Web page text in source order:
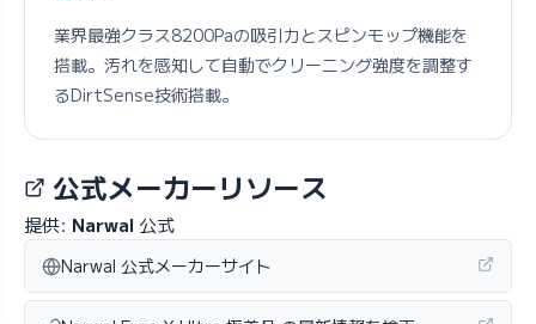
業界最強クラス8200Paの吸引力とスピンモップ機能を
搭載。汚れを感知して自動でクリーニング強度を調整す
るDirtSense技術搭載。
公式メーカーリソース
提供: Narwal 公式
Narwal 公式メーカーサイト